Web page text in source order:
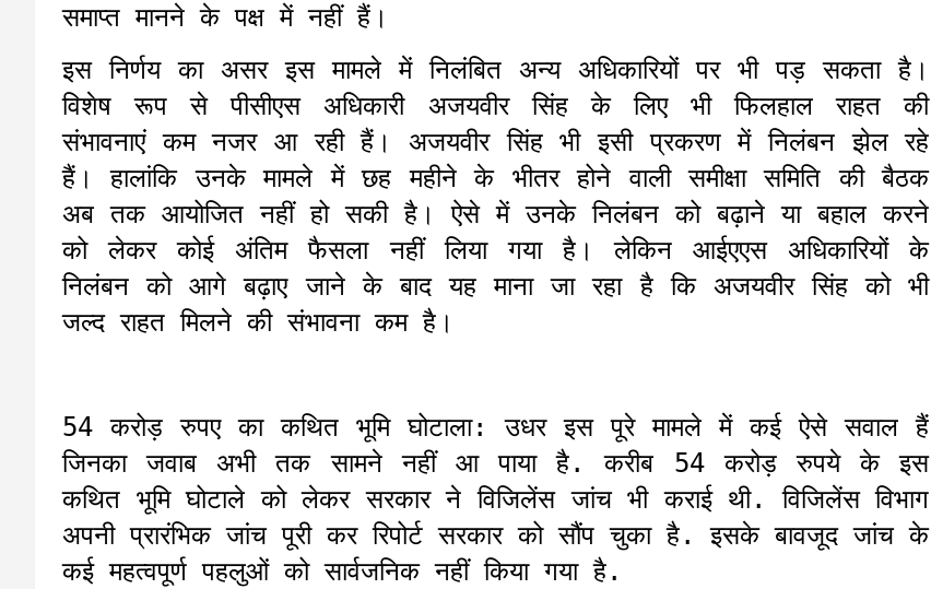
समाप्त मानने के पक्ष में नहीं हैं।
इस निर्णय का असर इस मामले में निलंबित अन्य अधिकारियों पर भी पड़ सकता है।
विशेष रूप से पीसीएस अधिकारी अजयवीर सिंह के लिए भी फिलहाल राहत की
संभावनाएं कम नजर आ रही हैं। अजयवीर सिंह भी इसी प्रकरण में निलंबन झेल रहे
हैं। हालांकि उनके मामले में छह महीने के भीतर होने वाली समीक्षा समिति की बैठक
अब तक आयोजित नहीं हो सकी है। ऐसे में उनके निलंबन को बढ़ाने या बहाल करने
को लेकर कोई अंतिम फैसला नहीं लिया गया है। लेकिन आईएएस अधिकारियों के
निलंबन को आगे बढ़ाए जाने के बाद यह माना जा रहा है कि अजयवीर सिंह को भी
जल्द राहत मिलने की संभावना कम है।
54 करोड़ रुपए का कथित भूमि घोटाला: उधर इस पूरे मामले में कई ऐसे सवाल हैं
जिनका जवाब अभी तक सामने नहीं आ पाया है. करीब 54 करोड़ रुपये के इस
कथित भूमि घोटाले को लेकर सरकार ने विजिलेंस जांच भी कराई थी. विजिलेंस विभाग
अपनी प्रारंभिक जांच पूरी कर रिपोर्ट सरकार को सौंप चुका है. इसके बावजूद जांच के
कई महत्वपूर्ण पहलुओं को सार्वजनिक नहीं किया गया है.